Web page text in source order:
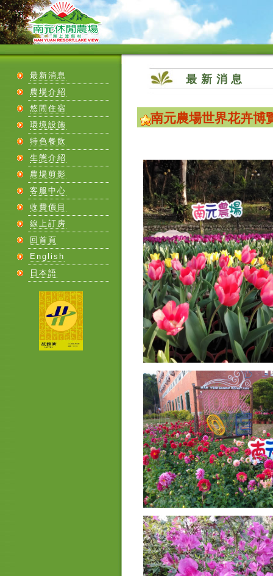
最新消息
農場介紹
悠閒住宿
環境設施
特色餐飲
生態介紹
農場剪影
客服中心
收費價目
線上訂房
回首頁
English
日本語
最新消息
南元農場世界花卉博